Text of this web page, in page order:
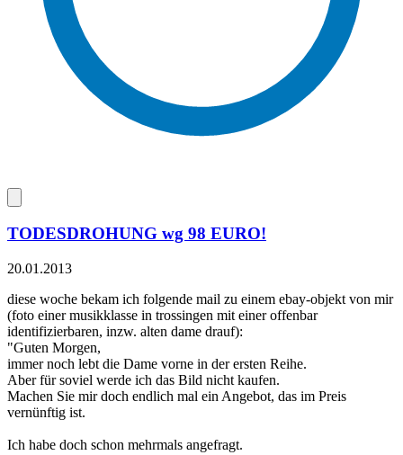
TODESDROHUNG wg 98 EURO!
20.01.2013
diese woche bekam ich folgende mail zu einem ebay-objekt von mir
(foto einer musikklasse in trossingen mit einer offenbar
identifizierbaren, inzw. alten dame drauf):
"Guten Morgen,
immer noch lebt die Dame vorne in der ersten Reihe.
Aber für soviel werde ich das Bild nicht kaufen.
Machen Sie mir doch endlich mal ein Angebot, das im Preis
vernünftig ist.
Ich habe doch schon mehrmals angefragt.